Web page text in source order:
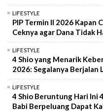
LIFESTYLE
PIP Termin II 2026 Kapan
Ceknya agar Dana Tidak
LIFESTYLE
4 Shio yang Menarik
2026: Segalanya Berjalan
LIFESTYLE
4 Shio Beruntung Hari Ini
Babi Berpeluang Dapat